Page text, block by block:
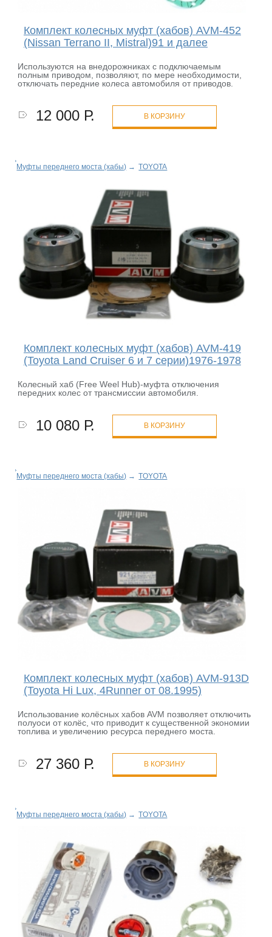
Комплект колесных муфт (хабов) AVM-452
(Nissan Terrano II, Mistral)91 и далее
Используются на внедорожниках с подключаемым
полным приводом, позволяют, по мере необходимости,
отключать передние колеса автомобиля от приводов.
12 000 Р. В КОРЗИНУ
Муфты переднего моста (хабы) → TOYOTA
Комплект колесных муфт (хабов) AVM-419
(Toyota Land Cruiser 6 и 7 серии)1976-1978
Колесный хаб (Free Weel Hub)-муфта отключения
передних колес от трансмиссии автомобиля.
10 080 Р. В КОРЗИНУ
Муфты переднего моста (хабы) → TOYOTA
Комплект колесных муфт (хабов) AVM-913D
(Toyota Hi Lux, 4Runner от 08.1995)
Использование колёсных хабов AVM позволяет отключить
полуоси от колёс, что приводит к существенной экономии
топлива и увеличению ресурса переднего моста.
27 360 Р. В КОРЗИНУ
Муфты переднего моста (хабы) → TOYOTA